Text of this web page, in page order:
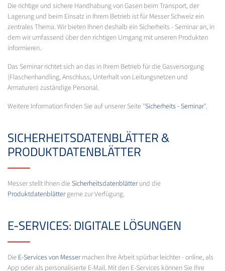
Die richtige und sichere Handhabung von Gasen beim Transport, der
Lagerung und beim Einsatz in Ihrem Betrieb ist für Messer Schweiz ein
zentrales Thema. Wir bieten Ihnen deshalb ein Sicherheits - Seminar an, in
dem wir umfassend über den richtigen Umgang mit unseren Produkten
informieren.
Das Seminar richtet sich an das in Ihrem Betrieb für die Gasversorgung
(Flaschenhandling, Anschluss, Unterhalt von Leitungsnetzen und
Armaturen) zuständige Personal.
Weitere Information finden Sie auf unserer Seite "Sicherheits - Seminar".
SICHERHEITSDATENBLÄTTER &
PRODUKTDATENBLÄTTER
Messer stellt Ihnen dieSicherheitsdatenblätterund die
Produktdatenblättergerne zur Verfügung.
E-SERVICES: DIGITALE LÖSUNGEN
Die E-Services von Messermachen Ihre Arbeit spürbar leichter - online, als
App oder als personalisierte E-Mail. Mit den E-Services können Sie Ihre